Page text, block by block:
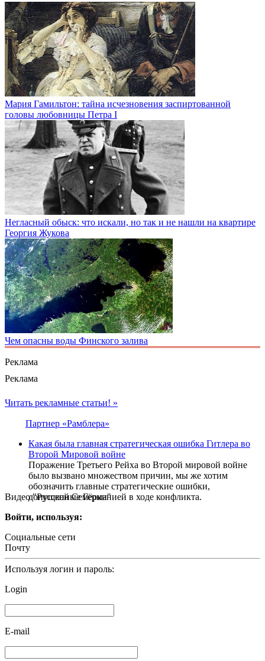
Мария Гамильтон: тайна исчезновения заспиртованной
головы любовницы Петра I
Негласный обыск: что искали, но так и не нашли на квартире
Георгия Жукова
Чем опасны воды Финского залива
Реклама
Реклама
Видео "Русской Семёрки"
Читать рекламные статьи! »
Партнер «Рамблера»
Какая была главная стратегическая ошибка Гитлера во
Второй Мировой войне
Поражение Третьего Рейха во Второй мировой войне
было вызвано множеством причин, мы же хотим
обозначить главные стратегические ошибки,
допущенные Германией в ходе конфликта.
Войти, используя:
Социальные сети
Почту
Используя логин и пароль:
Login
E-mail